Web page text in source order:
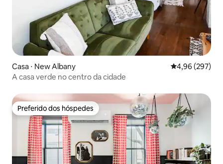
Casa ⋅ New Albany 4,96 de uma
4,96 (297)
A casa verde no centro da cidade
Preferido dos hóspedes
Preferido dos hóspedes